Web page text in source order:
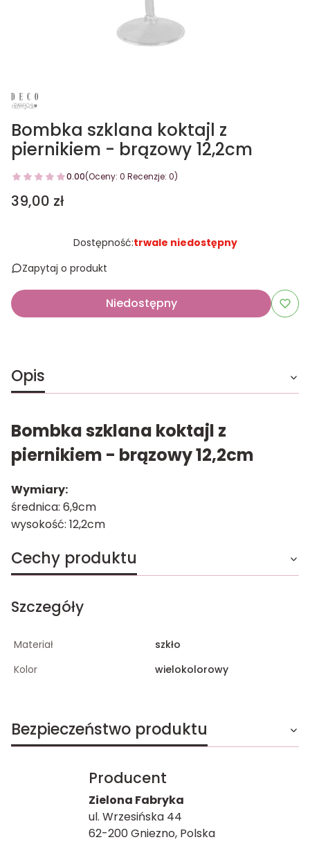
Bombka szklana koktajl z
piernikiem - brązowy 12,2cm
0.00(Oceny: 0 Recenzje: 0)
Cena
39,00 zł
Dostępność:trwale niedostępny
Zapytaj o produkt
Niedostępny
Opis
Bombka szklana koktajl z
piernikiem - brązowy 12,2cm
Wymiary:
średnica: 6,9cm
wysokość: 12,2cm
Cechy produktu
Szczegóły
Materiał
szkło
Kolor
wielokolorowy
Bezpieczeństwo produktu
Producent
Zielona Fabryka
ul. Wrzesińska 44
62-200 Gniezno, Polska